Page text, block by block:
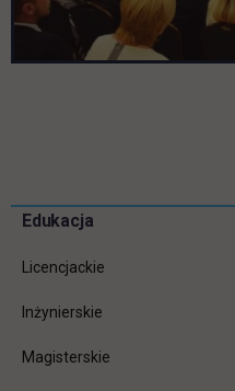
Pomiń
Informacje w stopce
Edukacja
Licencjackie
Inżynierskie
Magisterskie